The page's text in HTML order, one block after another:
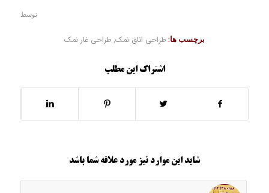
توسط
برچسب ها: طراحی اتاق نمک, طراحی غار نمک
اشتراک این مطلب
شاید این موارد نیز مورد علاقه شما باشد